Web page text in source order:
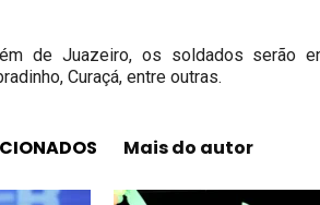
de Juazeiro, os soldados serão
Curaçá, entre outras.
Mais do autor